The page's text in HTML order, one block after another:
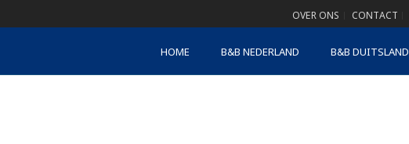
OVER ONS CONTACT
HOME B&B NEDERLAND B&B DUITSLAND